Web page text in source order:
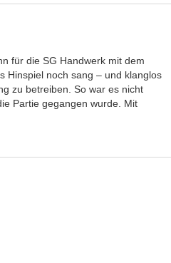
für die SG Handwerk mit dem
Hinspiel noch sang – und klanglos
zu betreiben. So war es nicht
Partie gegangen wurde. Mit